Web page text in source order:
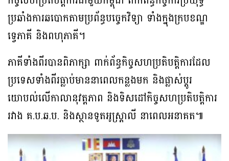
ប្រឆាំងការឆបោកតាមប្រព័ន្ធបច្ចេកវិទ្យា ទាំងក្នុងក្របខណ្ឌ
ទ្វេភាគី និងពហុភាគី។
ភាគីទាំងពីរបានពិភាក្សា ពាក់ព័ន្ធកិច្ចសហប្រតិបត្តិការដែល
ប្រទេសទាំងពីរធ្លាប់មាននាពេលកន្លងមក និងផ្លាស់ប្តូរ
យោបល់លើកាលានុវត្តភាព និងទិសដៅកិច្ចសហប្រតិបត្តិការ
រវាង គ.ប.ឆ.ប. និងស្ថានទូតអូស្ត្រាលី នាពេលអនាគត៕